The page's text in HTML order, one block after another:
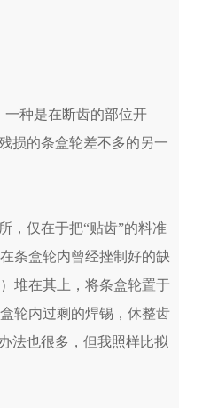
一种是在断齿的部位开
损的条盒轮差不多的另一
，仅在于把“贴齿”的料准
条盒轮内曾经挫制好的缺
堆在其上，将条盒轮置于
轮内过剩的焊锡，休整齿
法也很多，但我照样比拟